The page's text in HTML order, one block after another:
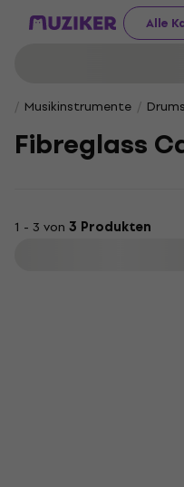
Alle
Musikinstrumente Drums
Fibreglass
1 - 3 von 3 Produkten